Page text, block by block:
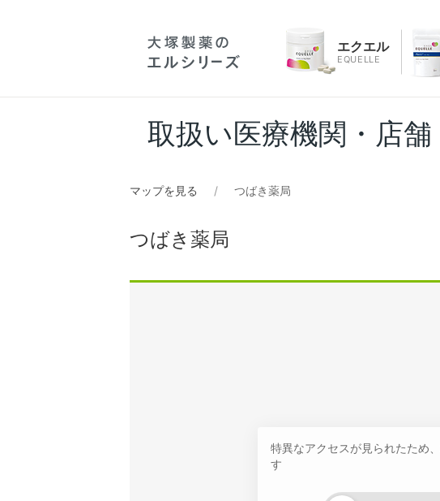
エクエル
EQUELLE
取扱い医療機関・店舗
マップを見る つばき薬局
つばき薬局
特異なアクセスが見られたため
す